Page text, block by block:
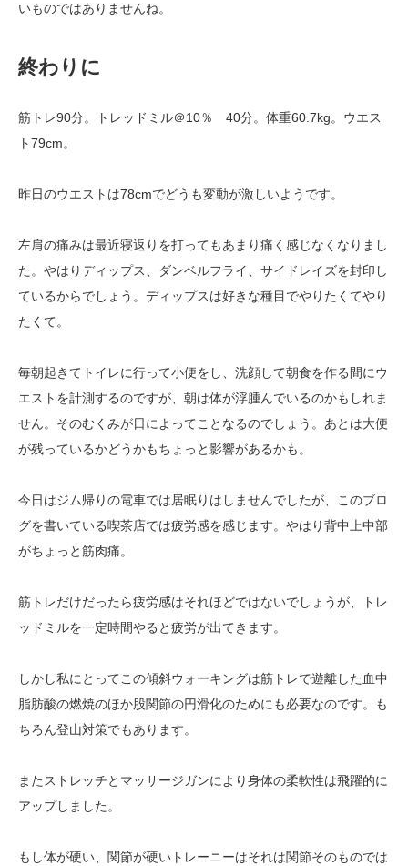
いものではありませんね。
終わりに
筋トレ90分。トレッドミル＠10％ 40分。体重60.7kg。ウエス
ト79cm。
昨日のウエストは78cmでどうも変動が激しいようです。
左肩の痛みは最近寝返りを打ってもあまり痛く感じなくなりまし
た。やはりディップス、ダンベルフライ、サイドレイズを封印し
ているからでしょう。ディップスは好きな種目でやりたくてやり
たくて。
毎朝起きてトイレに行って小便をし、洗顔して朝食を作る間にウ
エストを計測するのですが、朝は体が浮腫んでいるのかもしれま
せん。そのむくみが日によってことなるのでしょう。あとは大便
が残っているかどうかもちょっと影響があるかも。
今日はジム帰りの電車では居眠りはしませんでしたが、このブロ
グを書いている喫茶店では疲労感を感じます。やはり背中上中部
がちょっと筋肉痛。
筋トレだけだったら疲労感はそれほどではないでしょうが、トレ
ッドミルを一定時間やると疲労が出てきます。
しかし私にとってこの傾斜ウォーキングは筋トレで遊離した血中
脂肪酸の燃焼のほか股関節の円滑化のためにも必要なのです。も
ちろん登山対策でもあります。
またストレッチとマッサージガンにより身体の柔軟性は飛躍的に
アップしました。
もし体が硬い、関節が硬いトレーニーはそれは関節そのものでは